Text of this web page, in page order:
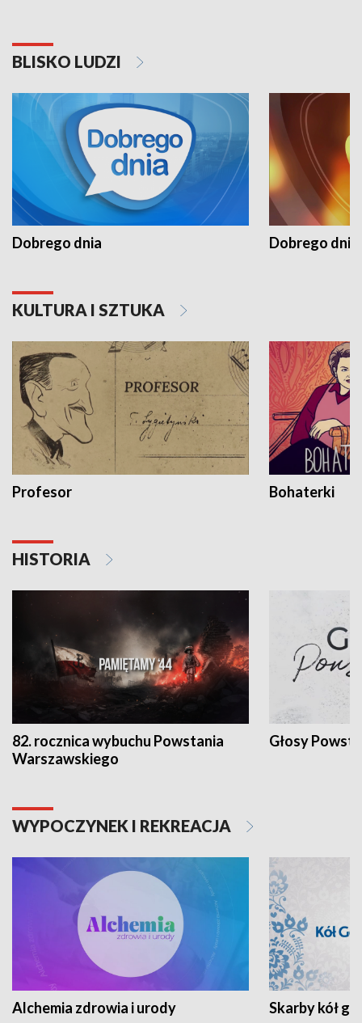
BLISKO LUDZI
Dobrego dnia Dobrego dnia
KULTURA I SZTUKA
Profesor Bohaterki
HISTORIA
82. rocznica wybuchu Powstania
Warszawskiego
Głosy
WYPOCZYNEK I REKREACJA
Alchemia zdrowia i urody Skarby kół